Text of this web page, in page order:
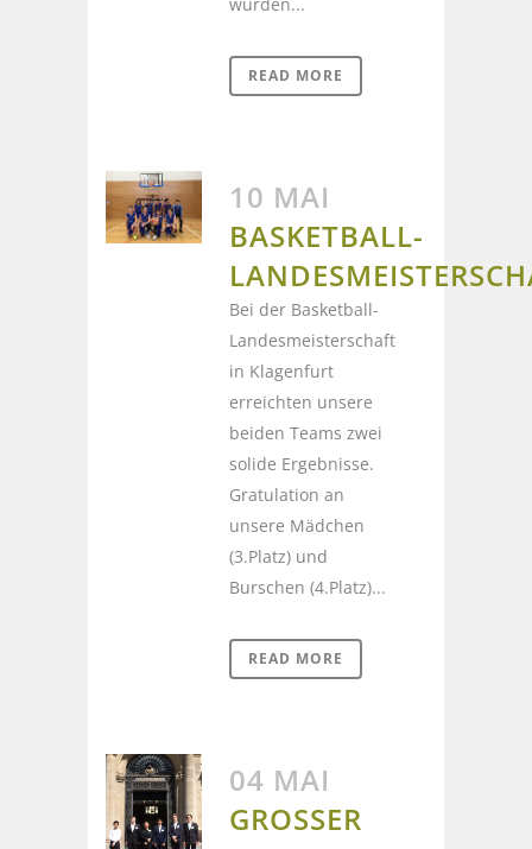
READ MORE
10 MAI
BASKETBALL-
Bei der Basketball-
Landesmeisterschaft
in Klagenfurt
erreichten unsere
beiden Teams zwei
solide Ergebnisse.
Gratulation an
unsere Mädchen
(3.Platz) und
Burschen (4.Platz)...
READ MORE
04 MAI
GROSSER E